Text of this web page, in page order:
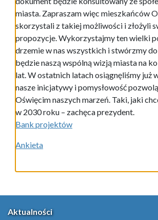
miasta. Zapraszam więc mieszkańców
skorzystali z takiej możliwości i złożyli
propozycje. Wykorzystajmy ten wielki
drzemie w nas wszystkich i stwórzmy
będzie naszą wspólną wizją miasta na
lat. W ostatnich latach osiągnęliśmy już
nasze inicjatywy i pomysłowość
Oświęcim naszych marzeń. Taki, jaki
w 2030 roku – zachęca prezydent.
Bank projektów
Ankieta
Aktualności